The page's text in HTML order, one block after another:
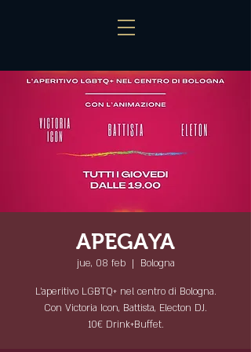
APEGAYA
jue, 08 feb
  |
Bologna
L'aperitivo LGBTQ+ nel centro di Bologna.
Con Victoria Icon, Battista, Electon DJ.
10€ Drink+Buffet.